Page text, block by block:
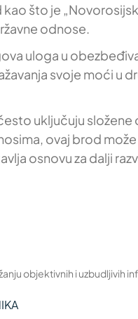
što je
odnose.
uloga u
svoje moći u
uključuju
ovaj brod
osnovu za dalji
objektivnih i uzbudljivih